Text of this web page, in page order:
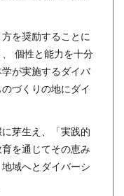
を奨励することに
個性と能力を十分
が実施するダイバ
づくりの地にダイ
芽生え、「実践的
を通じてその恵み
域へとダイバーシ